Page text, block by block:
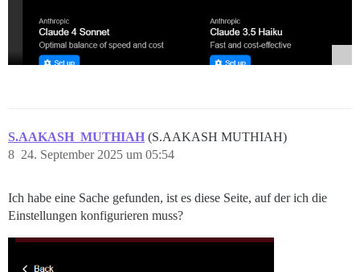
S.AAKASH_MUTHIAH (S.AAKASH MUTHIAH)
24. September 2025 um 05:54
8
Ich habe eine Sache gefunden, ist es diese Seite, auf der ich die
Einstellungen konfigurieren muss?